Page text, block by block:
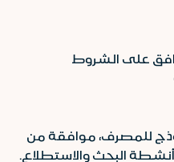
على الشروط
للمصرف، موافقة من
البحث والاستطلاع.